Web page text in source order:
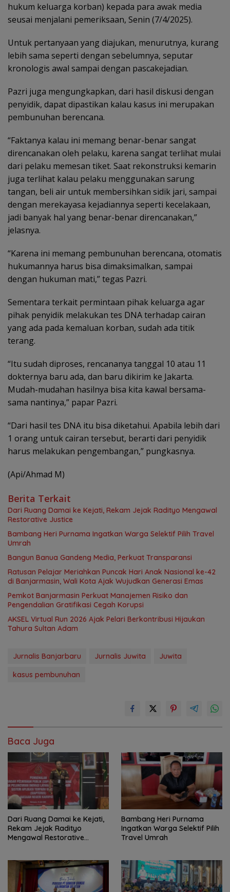
hukum keluarga korban) kepada para awak media
seusai menjalani pemeriksaan, Senin (7/4/2025).
Untuk pertanyaan yang diajukan, menurutnya, kurang
lebih sama seperti dengan sebelumnya, seputar
kronologis awal sampai dengan pascakejadian.
Pazri juga mengungkapkan, dari hasil diskusi dengan
penyidik, dapat dipastikan kalau kasus ini merupakan
pembunuhan berencana.
“Faktanya kalau ini memang benar-benar sangat
direncanakan oleh pelaku, karena sangat terlihat mulai
dari pelaku memesan tiket. Saat rekonstruksi kemarin
juga terlihat kalau pelaku menggunakan sarung
tangan, beli air untuk membersihkan sidik jari, sampai
dengan merekayasa kejadiannya seperti kecelakaan,
jadi banyak hal yang benar-benar direncanakan,”
jelasnya.
“Karena ini memang pembunuhan berencana, otomatis
hukumannya harus bisa dimaksimalkan, sampai
dengan hukuman mati,” tegas Pazri.
Sementara terkait permintaan pihak keluarga agar
pihak penyidik melakukan tes DNA terhadap cairan
yang ada pada kemaluan korban, sudah ada titik
terang.
“Itu sudah diproses, rencananya tanggal 10 atau 11
dokternya baru ada, dan baru dikirim ke Jakarta.
Mudah-mudahan hasilnya bisa kita kawal bersama-
sama nantinya,” papar Pazri.
“Dari hasil tes DNA itu bisa diketahui. Apabila lebih dari
1 orang untuk cairan tersebut, berarti dari penyidik
harus melakukan pengembangan,” pungkasnya.
(Api/Ahmad M)
Berita Terkait
Dari Ruang Damai ke Kejati, Rekam Jejak Radityo Mengawal
Restorative Justice
Bambang Heri Purnama Ingatkan Warga Selektif Pilih Travel
Umrah
Bangun Banua Gandeng Media, Perkuat Transparansi
Ratusan Pelajar Meriahkan Puncak Hari Anak Nasional ke-42
di Banjarmasin, Wali Kota Ajak Wujudkan Generasi Emas
Pemkot Banjarmasin Perkuat Manajemen Risiko dan
Pengendalian Gratifikasi Cegah Korupsi
AKSEL Virtual Run 2026 Ajak Pelari Berkontribusi Hijaukan
Tahura Sultan Adam
Jurnalis Banjarbaru Jurnalis Juwita
Juwita
kasus pembunuhan
Baca Juga
Dari Ruang Damai ke Kejati,
Rekam Jejak Radityo
Mengawal Restorative
Bambang Heri Purnama
Ingatkan Warga Selektif Pilih
Travel Umrah